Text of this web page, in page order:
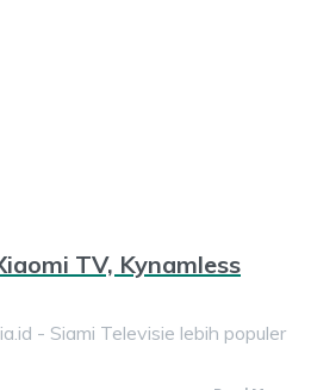
TV, Kynamless
- Siami Televisie lebih populer